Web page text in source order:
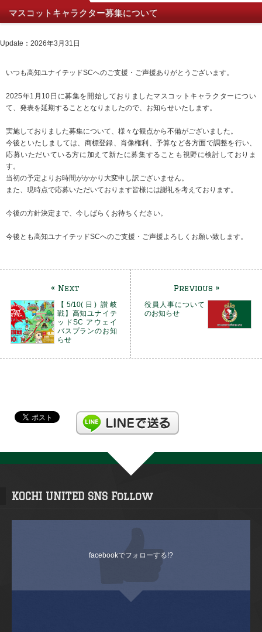
マスコットキャラクター募集について
Update：2026年3月31日
いつも高知ユナイテッドSCへのご支援・ご声援ありがとうございます。
2025年1月10日に募集を開始しておりましたマスコットキャラクターについ
て、発表を延期することとなりましたので、お知らせいたします。
実施しておりました募集について、様々な観点から不備がございました。
今後といたしましては、商標登録、肖像権利、予算など各方面で調整を行い、
応募いただいている方に加えて新たに募集することも視野に検討しておりま
す。
当初の予定よりお時間がかかり大変申し訳ございません。
また、現時点で応募いただいております皆様には謝礼を考えております。
今後の方針決定まで、今しばらくお待ちください。
今後とも高知ユナイテッドSCへのご支援・ご声援よろしくお願い致します。
« Next
【5/10(日) 讃岐
戦】高知ユナイテ
ッドSC アウェイ
バスプランのお知
らせ
Previous »
役員人事について
のお知らせ
KOCHI UNITED SNS Follow
facebookでフォローする!?